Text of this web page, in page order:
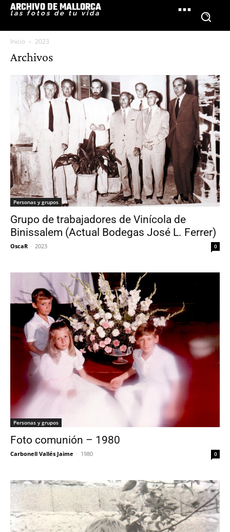
ARCHIVO DE MALLORCA
las fotos de tu vida
Inicio 2023
Archivos
Personas y grupos
Grupo de trabajadores de Vinícola de
Binissalem (Actual Bodegas José L. Ferrer)
OscaR - 2023 0
Personas y grupos
Foto comunión – 1980
Carbonell Vallés Jaime - 1980 0